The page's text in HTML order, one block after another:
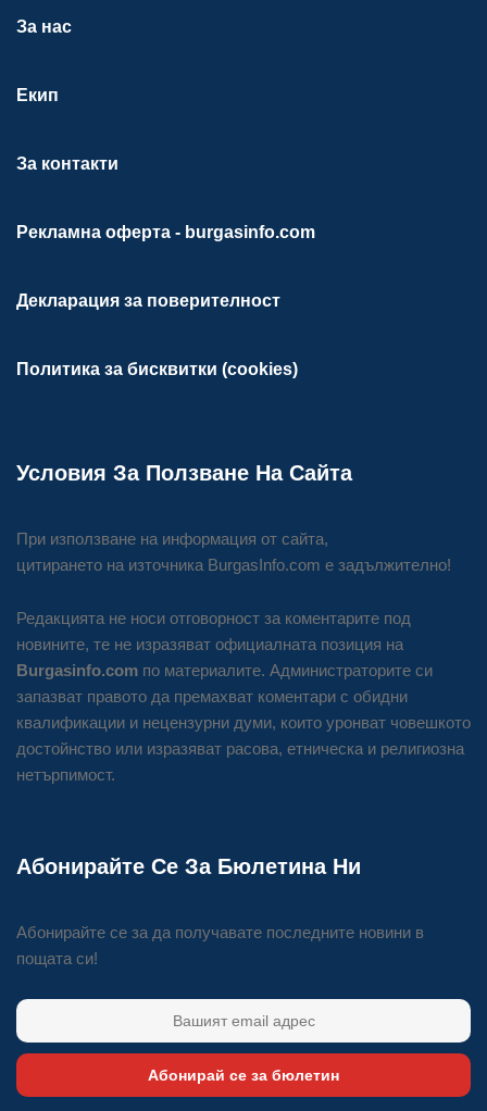
За нас
Екип
За контакти
Рекламна оферта - burgasinfo.com
Декларация за поверителност
Политика за бисквитки (cookies)
Условия За Ползване На Сайта
При използване на информация от сайта,
цитирането на източника BurgasInfo.com е задължително!
Редакцията не носи отговорност за коментарите под
новините, те не изразяват официалната позиция на
Burgasinfo.com по материалите. Администраторите си
запазват правото да премахват коментари с обидни
квалификации и нецензурни думи, които уронват човешкото
достойнство или изразяват расова, етническа и религиозна
нетърпимост.
Абонирайте Се За Бюлетина Ни
Абонирайте се за да получавате последните новини в
пощата си!
Абонирай се за бюлетин